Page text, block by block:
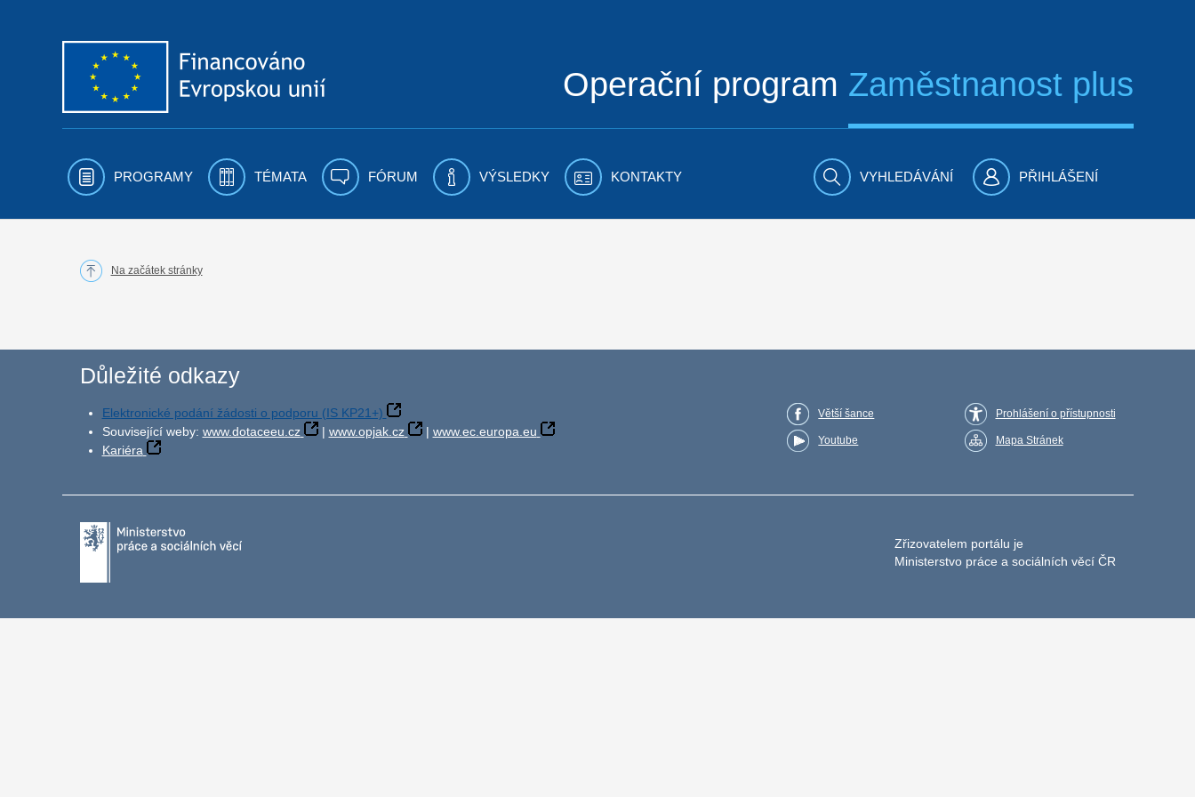
Operační program Zaměstnanost plus
PROGRAMY TÉMATA FÓRUM VÝSLEDKY KONTAKTY VYHLEDÁVÁNÍ PŘIHLÁŠENÍ
Na začátek stránky
Důležité odkazy
Elektronické podání žádosti o podporu (IS KP21+)
Související weby: www.dotaceeu.cz | www.opjak.cz | www.ec.europa.eu
Kariéra
Větší šance
Youtube
Prohlášení o přístupnosti
Mapa Stránek
Zřizovatelem portálu je
Ministerstvo práce a sociálních věcí ČR